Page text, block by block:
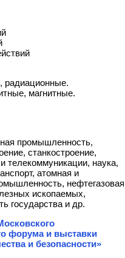
радиационные.
магнитные.
промышленность,
станкостроение,
телекоммуникации, наука,
атомная и
нефтегазовая
ископаемых,
государства и др.
форума и выставки
и безопасности»